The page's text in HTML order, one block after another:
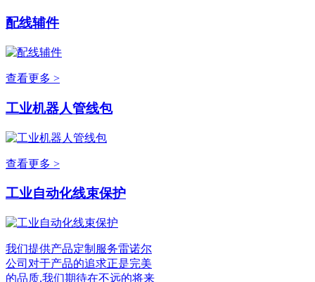
配线辅件
查看更多 >
工业机器人管线包
查看更多 >
工业自动化线束保护
我们提供产品定制服务雷诺尔
公司对于产品的追求正是完美
的品质,我们期待在不远的将来